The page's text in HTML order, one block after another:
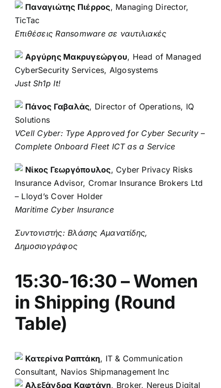
Παναγιώτης Πιέρρος, Managing Director,
TicTac
Επιθέσεις Ransomware σε ναυτιλιακές
Αργύρης Μακρυγεώργου, Head of Managed
CyberSecurity Services, Algosystems
Just Sh1p It!
Πάνος Γαβαλάς, Director of Operations, ΙQ
Solutions
VCell Cyber: Type Approved for Cyber Security –
Complete Onboard Fleet ICT as a Service
Νίκος Γεωργόπουλος, Cyber Privacy Risks
Insurance Advisor, Cromar Insurance Brokers Ltd
– Lloyd’s Cover Holder
Maritime Cyber Insurance
Συντονιστής: Βλάσης Αμανατίδης,
Δημοσιογράφος
15:30-16:30 – Women
in Shipping (Round
Table)
Κατερίνα Ραπτάκη, IT & Communication
Consultant, Navios Shipmanagement Inc
Αλεξάνδρα Καφτάνη, Broker, Nereus Digital